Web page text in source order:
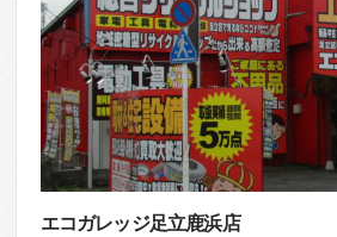
エコガレッジ足立鹿浜店